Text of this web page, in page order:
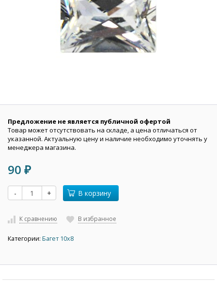
Предложение не является публичной офертой
Товар может отсутствовать на складе, а цена отличаться от
указанной. Актуальную цену и наличие необходимо уточнять у
менеджера магазина.
90 ₽
- + В корзину
К сравнению В избранное
Категории: Багет 10х8